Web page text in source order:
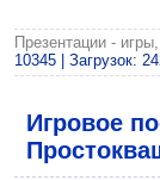
Презентации -
10345 | Загрузок:
Игровое